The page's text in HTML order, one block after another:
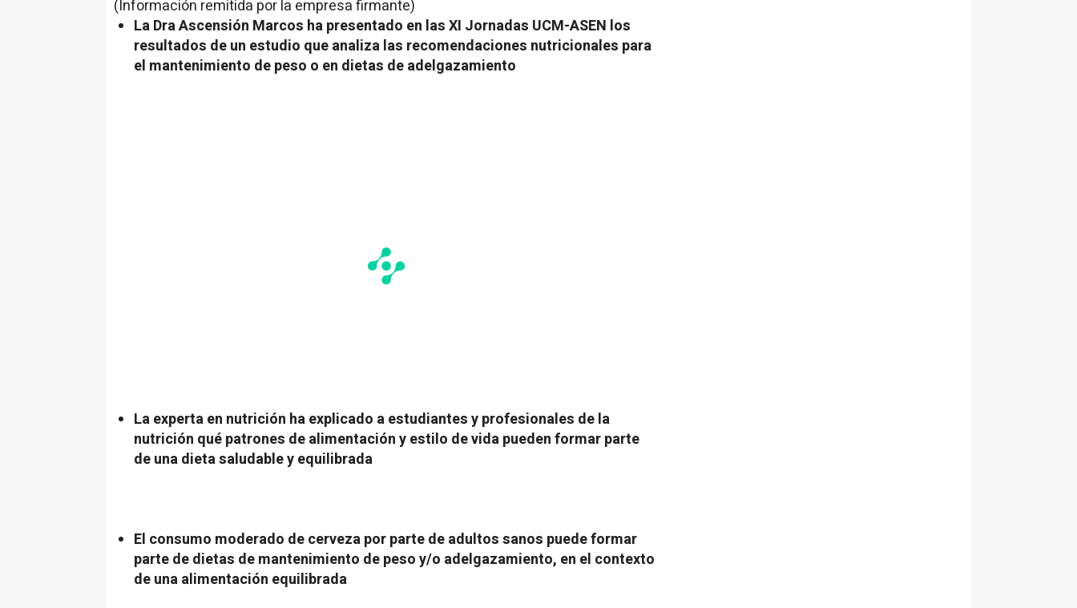
(Información remitida por la empresa firmante)
La Dra Ascensión Marcos ha presentado en las XI Jornadas UCM-ASEN los
resultados de un estudio que analiza las recomendaciones nutricionales para
el mantenimiento de peso o en dietas de adelgazamiento
La experta en nutrición ha explicado a estudiantes y profesionales de la
nutrición qué patrones de alimentación y estilo de vida pueden formar parte
de una dieta saludable y equilibrada
El consumo moderado de cerveza por parte de adultos sanos puede formar
parte de dietas de mantenimiento de peso y/o adelgazamiento, en el contexto
de una alimentación equilibrada